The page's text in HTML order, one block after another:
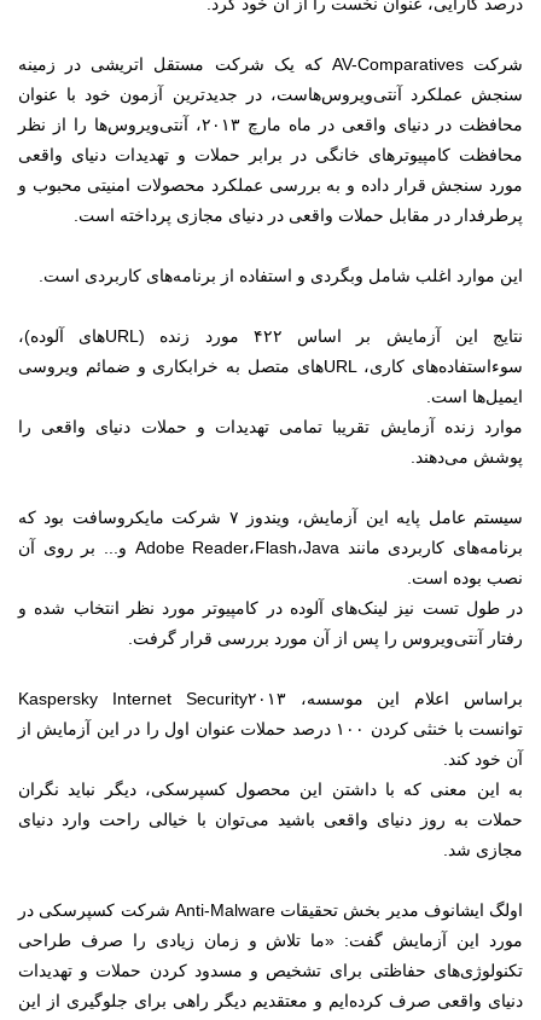
شرکت AV-Comparatives که یک شرکت مستقل اتریشی در زمینه
سنجش عملکرد آنتی‌ویروس‌هاست، در جدیدترین آزمون خود با عنوان
محافظت در دنیای واقعی در ماه مارچ ۲۰۱۳، آنتی‌ویروس‌ها را از نظر
محافظت کامپیوترهای خانگی در برابر حملات و تهدیدات دنیای واقعی
مورد سنجش قرار داده و به بررسی عملکرد محصولات امنیتی محبوب و
پرطرفدار در مقابل حملات واقعی در دنیای مجازی پرداخته است.
این موارد اغلب شامل وبگردی و استفاده از برنامه‌های کاربردی است.
نتایج این آزمایش بر اساس ۴۲۲ مورد زنده (URLهای آلوده)،
سوءاستفاده‌های کاری، URLهای متصل به خرابکاری و ضمائم ویروسی
ایمیل‌ها است.
موارد زنده آزمایش تقریبا تمامی تهدیدات و حملات دنیای واقعی را
پوشش می‌دهند.
سیستم عامل پایه این آزمایش، ویندوز ۷ شرکت مایکروسافت بود که
برنامه‌های کاربردی مانند Adobe Reader،Flash،Java و... بر روی آن
نصب بوده است.
در طول تست نیز لینک‌های آلوده در کامپیوتر مورد نظر انتخاب شده و
رفتار آنتی‌ویروس را پس از آن مورد بررسی قرار گرفت.
براساس اعلام این موسسه، Kaspersky Internet Security۲۰۱۳
توانست با خنثی کردن ۱۰۰ درصد حملات عنوان اول را در این آزمایش از
آن خود کند.
به این معنی که با داشتن این محصول کسپرسکی، دیگر نباید نگران
حملات به روز دنیای واقعی باشید می‌توان با خیالی راحت وارد دنیای
مجازی شد.
اولگ ایشانوف مدیر بخش تحقیقات Anti-Malware شرکت کسپرسکی در
مورد این آزمایش گفت: «ما تلاش و زمان زیادی را صرف طراحی
تکنولوژی‌های حفاظتی برای تشخیص و مسدود کردن حملات و تهدیدات
دنیای واقعی صرف کرده‌ایم و معتقدیم دیگر راهی برای جلوگیری از این